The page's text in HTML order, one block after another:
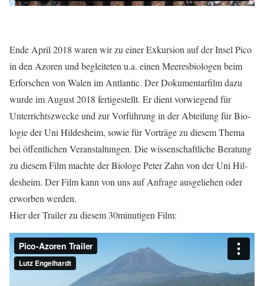
Ende April 2018 waren wir zu einer Exkur­si­on auf der Insel Pico
in den Azo­ren und beglei­te­ten u.a. einen Mee­res­bio­lo­gen beim
Erfor­schen von Walen im Ant­lantic. Der Doku­men­tar­film dazu
wur­de im August 2018 fer­ti­ge­stellt. Er dient vor­wie­gend für
Unter­richts­zwe­cke und zur Vor­füh­rung in der Abtei­lung für Bio­
lo­gie der Uni Hil­des­heim, sowie für Vor­trä­ge zu die­sem The­ma
bei öffent­li­chen Ver­an­stal­tun­gen. Die wis­sen­schaft­li­che Bera­tung
zu die­sem Film mach­te der Bio­lo­ge Peter Zahn von der Uni Hil­
des­heim. Der Film kann von uns auf Anfra­ge aus­ge­lie­hen oder
erwor­ben wer­den.
Hier der Trai­ler zu die­sem 30minutigen Film: